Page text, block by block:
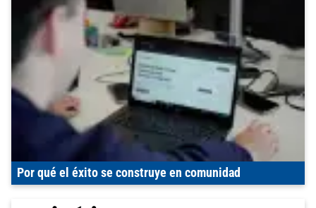
Por qué el éxito se construye en comunidad